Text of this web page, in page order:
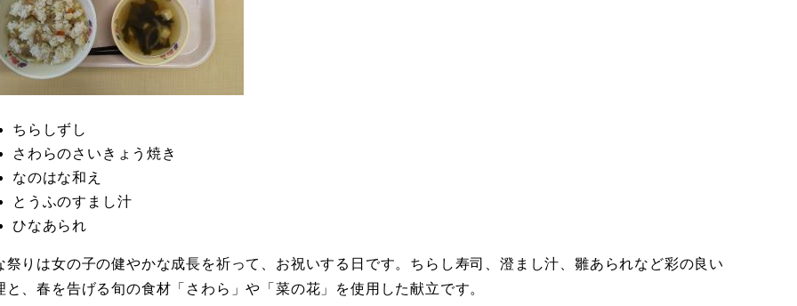
ちらしずし
さわらのさいきょう焼き
なのはな和え
とうふのすまし汁
ひなあられ
祭りは女の子の健やかな成長を祈って、お祝いする日です。ちらし寿司、澄まし汁、雛あられなど彩の良い
と、春を告げる旬の食材「さわら」や「菜の花」を使用した献立です。